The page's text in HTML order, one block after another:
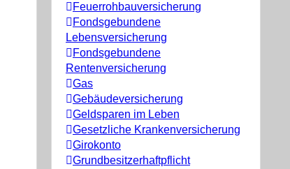
Feuerrohbauversicherung
Fondsgebundene
Lebensversicherung
Fondsgebundene
Rentenversicherung
Gas
Gebäudeversicherung
Geldsparen im Leben
Gesetzliche Krankenversicherung
Girokonto
Grundbesitzerhaftpflicht